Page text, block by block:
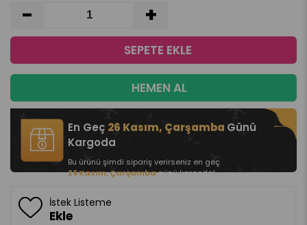
+
-
En Geç 26 Kasım, Çarşamba Günü
Kargoda
Bu ürünü şimdi sipariş verirseniz en geç
26 Kasım, Çarşambagünü kargoda!
İstek Listeme
Ekle